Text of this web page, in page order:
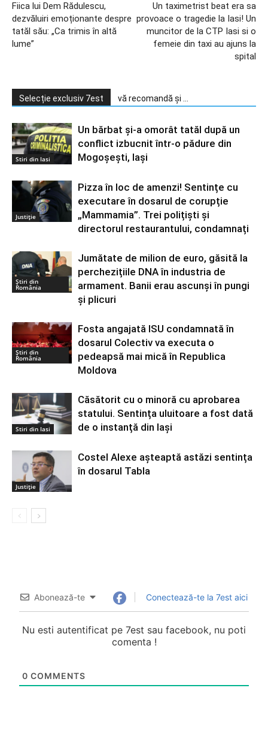
Fiica lui Dem Rădulescu,
dezvăluiri emoționante despre
tatăl său: „Ca trimis în altă
lume”
Un taximetrist beat era sa
provoace o tragedie la Iasi! Un
muncitor de la CTP Iasi si o
femeie din taxi au ajuns la
spital
Selecție exclusiv 7est vă recomandă și ...
Stiri din Iasi
Un bărbat și-a omorât tatăl după un
conflict izbucnit într-o pădure din
Mogoșești, Iași
Justiție
Pizza în loc de amenzi! Sentințe cu
executare în dosarul de corupție
„Mammamia”. Trei polițiști și
directorul restaurantului, condamnați
Știri din
România
Jumătate de milion de euro, găsită la
perchezițiile DNA în industria de
armament. Banii erau ascunși în pungi
și plicuri
Știri din
România
Fosta angajată ISU condamnată în
dosarul Colectiv va executa o
pedeapsă mai mică în Republica
Moldova
Stiri din Iasi
Căsătorit cu o minoră cu aprobarea
statului. Sentința uluitoare a fost dată
de o instanță din Iași
Justiție
Costel Alexe așteaptă astăzi sentința
în dosarul Tabla
Abonează-te Conectează-te la 7est aici
Nu esti autentificat pe 7est sau facebook, nu poti
comenta !
0 COMMENTS